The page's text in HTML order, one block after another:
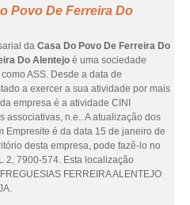
Povo De Ferreira Do
da Casa Do Povo De Ferreira Do
Do Alentejo é uma sociedade
ASS. Desde a data de
a exercer a sua atividade por mais
empresa é a atividade CINI
associativas, n.e.. A atualização dos
Empresite é da data 15 de janeiro de
desta empresa, pode fazê-lo no
2, 7900-574. Esta localização
FERREIRA ALENTEJO